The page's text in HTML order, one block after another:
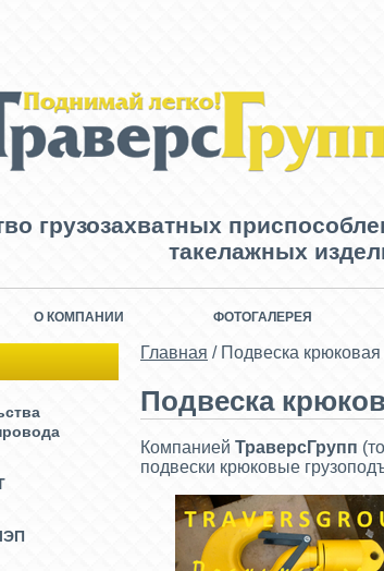
грузозахватных
такелажных
О КОМПАНИИ ФОТОГАЛЕРЕЯ
Главная / Подвеска
Подвеска
Компанией ТраверсГрупп
подвески крюковые